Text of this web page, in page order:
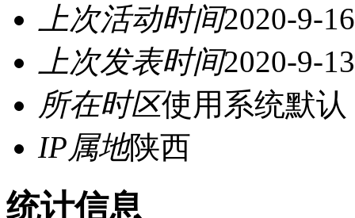
上次活动时间2020-9-
上次发表时间2020-9-
所在时区使用系统默认
IP属地陕西
统计信息